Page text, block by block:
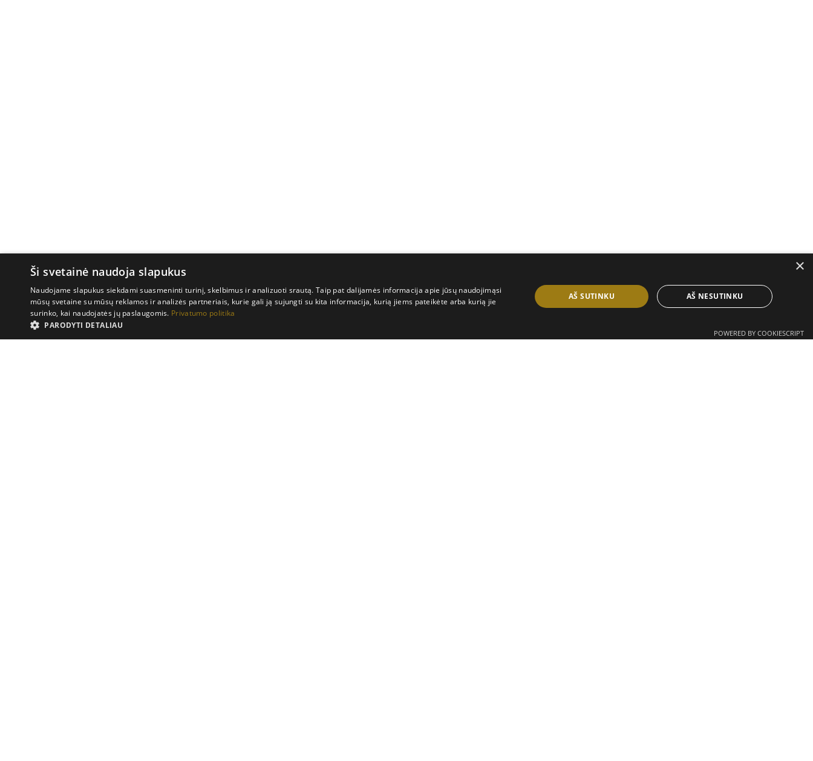
×
Ši svetainė naudoja slapukus
Naudojame slapukus siekdami suasmeninti turinį, skelbimus ir analizuoti srautą. Taip pat dalijamės informacija apie jūsų naudojimąsi
mūsų svetaine su mūsų reklamos ir analizės partneriais, kurie gali ją sujungti su kita informacija, kurią jiems pateikėte arba kurią jie
surinko, kai naudojatės jų paslaugomis. Privatumo politika
PARODYTI DETALIAU
AŠ SUTINKU AŠ NESUTINKU
POWERED BY COOKIESCRIPT